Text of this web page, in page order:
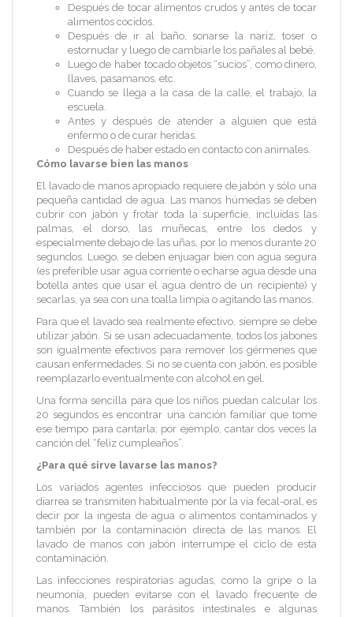
Después de tocar alimentos crudos y antes de tocar
alimentos cocidos.
Después de ir al baño, sonarse la nariz, toser o
estornudar y luego de cambiarle los pañales al bebé.
Luego de haber tocado objetos “sucios”, como dinero,
llaves, pasamanos, etc.
Cuando se llega a la casa de la calle, el trabajo, la
escuela.
Antes y después de atender a alguien que está
enfermo o de curar heridas.
Después de haber estado en contacto con animales.
Cómo lavarse bien las manos
El lavado de manos apropiado requiere de jabón y sólo una
pequeña cantidad de agua. Las manos húmedas se deben
cubrir con jabón y frotar toda la superficie, incluidas las
palmas, el dorso, las muñecas, entre los dedos y
especialmente debajo de las uñas, por lo menos durante 20
segundos. Luego, se deben enjuagar bien con agua segura
(es preferible usar agua corriente o echarse agua desde una
botella antes que usar el agua dentro de un recipiente) y
secarlas, ya sea con una toalla limpia o agitando las manos.
Para que el lavado sea realmente efectivo, siempre se debe
utilizar jabón. Si se usan adecuadamente, todos los jabones
son igualmente efectivos para remover los gérmenes que
causan enfermedades. Si no se cuenta con jabón, es posible
reemplazarlo eventualmente con alcohol en gel.
Una forma sencilla para que los niños puedan calcular los
20 segundos es encontrar una canción familiar que tome
ese tiempo para cantarla; por ejemplo, cantar dos veces la
canción del “feliz cumpleaños”.
¿Para qué sirve lavarse las manos?
Los variados agentes infecciosos que pueden producir
diarrea se transmiten habitualmente por la vía fecal-oral, es
decir por la ingesta de agua o alimentos contaminados y
también por la contaminación directa de las manos. El
lavado de manos con jabón interrumpe el ciclo de esta
contaminación.
Las infecciones respiratorias agudas, como la gripe o la
neumonía, pueden evitarse con el lavado frecuente de
manos. También los parásitos intestinales e algunas